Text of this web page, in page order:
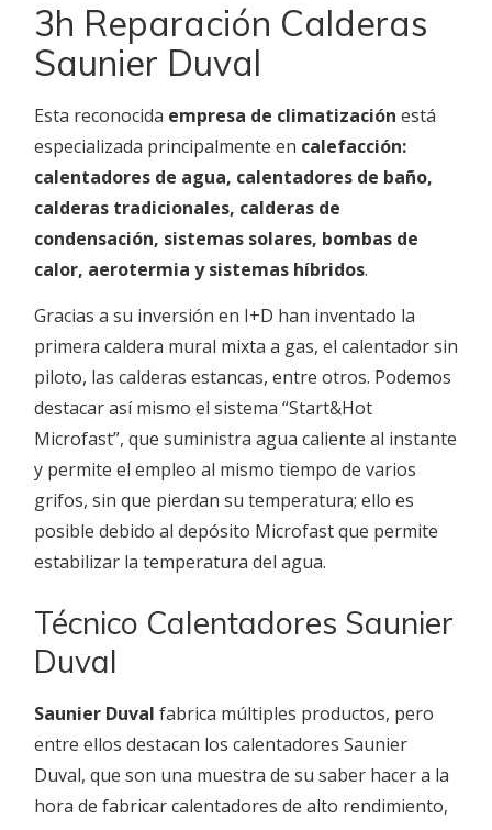
3h Reparación Calderas
Saunier Duval
Esta reconocida empresa de climatización está
especializada principalmente en calefacción:
calentadores de agua, calentadores de baño,
calderas tradicionales, calderas de
condensación, sistemas solares, bombas de
calor, aerotermia y sistemas híbridos.
Gracias a su inversión en I+D han inventado la
primera caldera mural mixta a gas, el calentador sin
piloto, las calderas estancas, entre otros. Podemos
destacar así mismo el sistema “Start&Hot
Microfast”, que suministra agua caliente al instante
y permite el empleo al mismo tiempo de varios
grifos, sin que pierdan su temperatura; ello es
posible debido al depósito Microfast que permite
estabilizar la temperatura del agua.
Técnico Calentadores Saunier
Duval
Saunier Duval fabrica múltiples productos, pero
entre ellos destacan los calentadores Saunier
Duval, que son una muestra de su saber hacer a la
hora de fabricar calentadores de alto rendimiento,